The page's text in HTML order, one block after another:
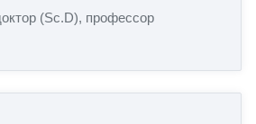
(Sc.D), профессор